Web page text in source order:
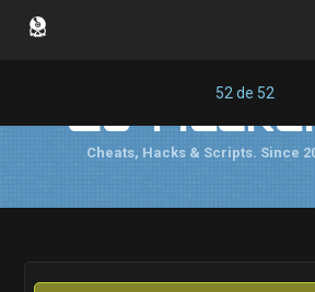
Cs-
Cheats, Hacks & Scripts. Since
52 de 52